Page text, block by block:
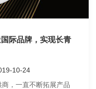
际品牌，实现长青
10-24
，一直不断拓展产品